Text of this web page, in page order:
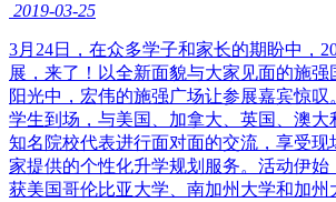
2019-03-25
​3月24日，在众多学子和家长的期盼中，
展，来了！以全新面貌与大家见面的施
阳光中，宏伟的施强广场让参展嘉宾惊叹
学生到场，与美国、加拿大、英国、澳大
知名院校代表进行面对面的交流，享受现
家提供的个性化升学规划服务。活动伊始
获美国哥伦比亚大学、南加州大学和加州